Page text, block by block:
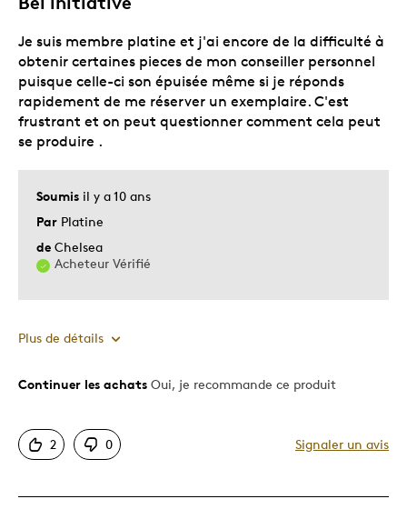
Soumis il y a 10 ans
Par Platine
de Chelsea
Acheteur Vérifié
Je suis membre platine et j'ai encore de la difficulté à
obtenir certaines pieces de mon conseiller personnel
puisque celle-ci son épuisée même si je réponds
rapidement de me réserver un exemplaire. C'est
frustrant et on peut questionner comment cela peut
se produire .
Plus de détails
Le pour
Très bonne qualité
Continuer les achats Oui, je recommande ce produit
2 0 Signaler un avis